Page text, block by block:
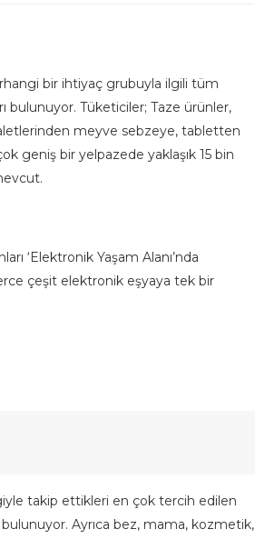
bir ihtiyaç grubuyla ilgili tüm
bulunuyor. Tüketiciler; Taze ürünler,
meyve sebzeye, tabletten
geniş bir yelpazede yaklaşık 15 bin
‘Elektronik Yaşam Alanı’nda
çeşit elektronik eşyaya tek bir
takip ettikleri en çok tercih edilen
Ayrıca bez, mama, kozmetik,